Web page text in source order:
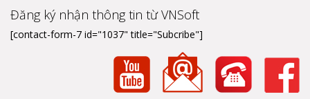
Đăng ký nhận thông tin từ VNSoft
[contact-form-7 id="1037" title="Subcribe"]